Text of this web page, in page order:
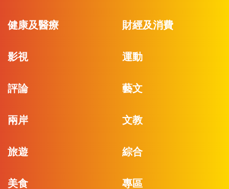
健康及醫療 財經及消費
影視 運動
評論 藝文
兩岸 文教
旅遊 綜合
美食 專區